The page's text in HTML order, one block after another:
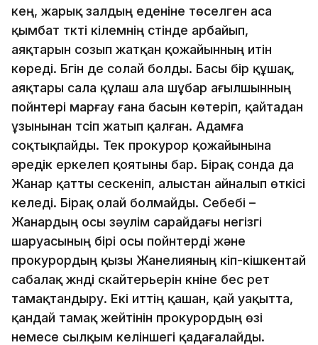
кең, жарық залдың еденіне төселген аса
қымбат түкті кілемнің үстінде арбайып,
аяқтарын созып жатқан қожайынның итін
көреді. Бүгін де солай болды. Басы бір құшақ,
аяқтары сала құлаш ала шұбар ағылшынның
пойнтері марғау ғана басын көтеріп, қайтадан
ұзынынан түсіп жатып қалған. Адамға
соқтықпайды. Тек прокурор қожайынына
әредік еркелеп қоятыны бар. Бірақ сонда да
Жанар қатты сескеніп, алыстан айналып өткісі
келеді. Бірақ олай болмайды. Себебі –
Жанардың осы зәулім сарайдағы негізгі
шаруасының бірі осы пойнтерді және
прокурордың қызы Жанелияның кіп-кішкентай
сабалақ жүнді скайтерьерін күніне бес рет
тамақтандыру. Екі иттің қашан, қай уақытта,
қандай тамақ жейтінін прокурордың өзі
немесе сылқым келіншегі қадағалайды.